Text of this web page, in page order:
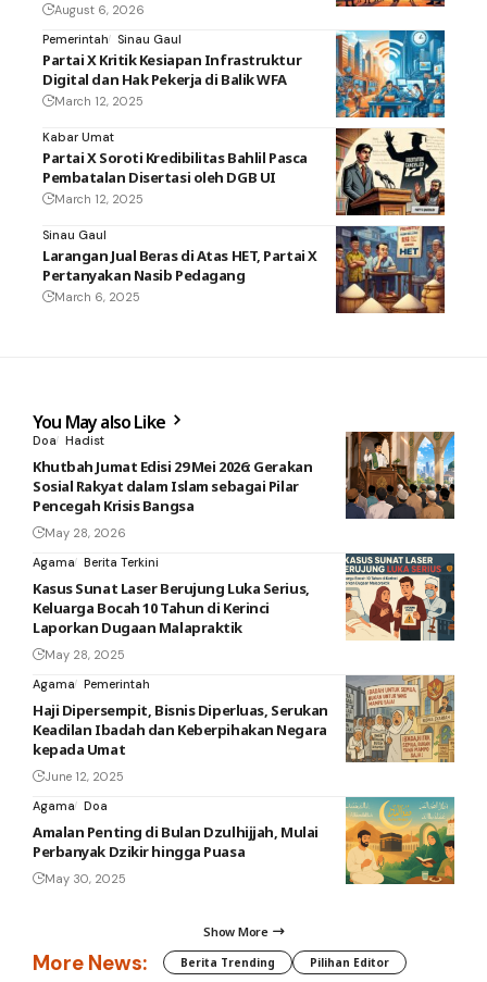
August 6, 2026
Pemerintah
Sinau Gaul
Partai X Kritik Kesiapan Infrastruktur
Digital dan Hak Pekerja di Balik WFA
March 12, 2025
Kabar Umat
Partai X Soroti Kredibilitas Bahlil Pasca
Pembatalan Disertasi oleh DGB UI
March 12, 2025
Sinau Gaul
Larangan Jual Beras di Atas HET, Partai X
Pertanyakan Nasib Pedagang
March 6, 2025
You May also Like
Doa Hadist
Khutbah Jumat Edisi 29 Mei 2026: Gerakan
Sosial Rakyat dalam Islam sebagai Pilar
Pencegah Krisis Bangsa
May 28, 2026
Agama Berita Terkini
Kasus Sunat Laser Berujung Luka Serius,
Keluarga Bocah 10 Tahun di Kerinci
Laporkan Dugaan Malapraktik
May 28, 2025
Agama Pemerintah
Haji Dipersempit, Bisnis Diperluas, Serukan
Keadilan Ibadah dan Keberpihakan Negara
kepada Umat
June 12, 2025
Agama Doa
Amalan Penting di Bulan Dzulhijjah, Mulai
Perbanyak Dzikir hingga Puasa
May 30, 2025
Show More
More News: Berita Trending Pilihan Editor